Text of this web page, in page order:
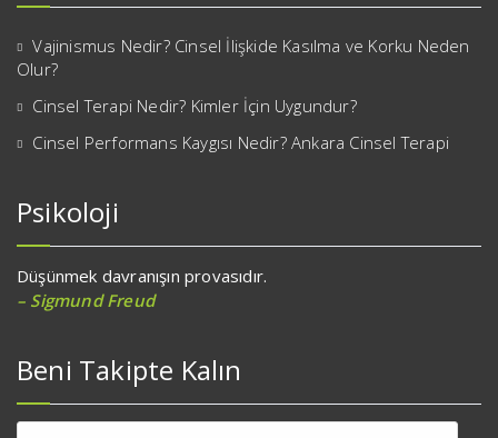
Vajinismus Nedir? Cinsel İlişkide Kasılma ve Korku Neden
Olur?
Cinsel Terapi Nedir? Kimler İçin Uygundur?
Cinsel Performans Kaygısı Nedir? Ankara Cinsel Terapi
Psikoloji
Düşünmek davranışın provasıdır.
– Sigmund Freud
Beni Takipte Kalın